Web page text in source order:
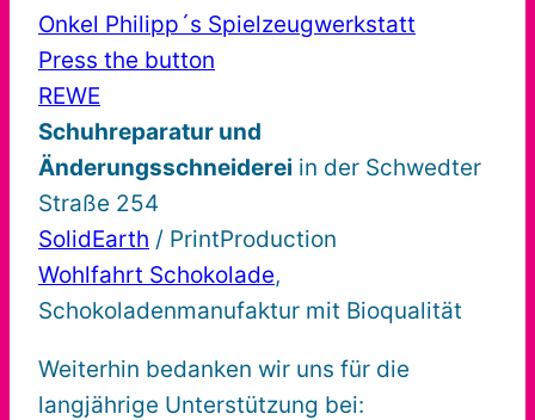
Onkel Philipp´s Spielzeugwerkstatt
Press the button
REWE
Schuhreparatur und
Änderungsschneiderei in der Schwedter
Straße 254
SolidEarth / PrintProduction
Wohlfahrt Schokolade,
Schokoladenmanufaktur mit Bioqualität
Weiterhin bedanken wir uns für die
langjährige Unterstützung bei: